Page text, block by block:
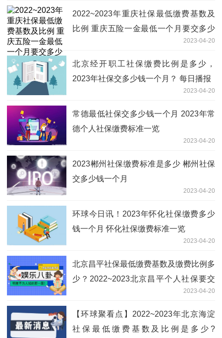
2022~2023年重庆社保最低缴费基数及
比例 重庆五险一金最低一个月要交多少
2023-04-20
北京经开职工社保缴费比例是多少，
2023年社保交多少钱一个月？ 每日播报
2023-04-20
常德最低社保交多少钱一个月 2023年常
德个人社保缴费标准一览
2023-04-20
2023郴州社保缴费标准是多少 郴州社保
交多少钱一个月
2023-04-20
环球今日讯！2023年怀化社保缴费多少
钱一个月 怀化社保缴费标准一览
2023-04-20
北京昌平社保最低缴费基数及缴费比例多
少？2022~2023北京昌平个人社保要交
2023-04-20
【环球聚看点】2022~2023年北京海淀
社保最低缴费基数及比例是多少?